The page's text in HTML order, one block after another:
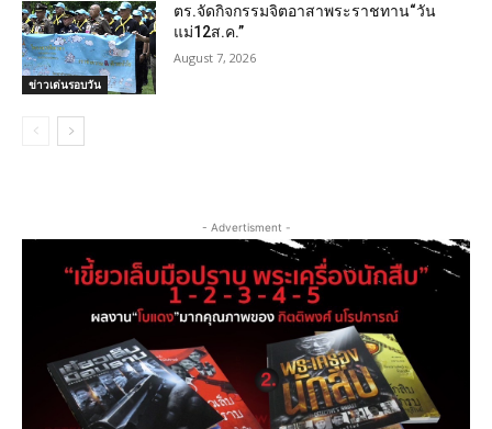
ข่าวเด่นรอบวัน
ตร.จัดกิจกรรมจิตอาสาพระราชทาน“วัน
แม่12ส.ค.”
August 7, 2026
- Advertisment -